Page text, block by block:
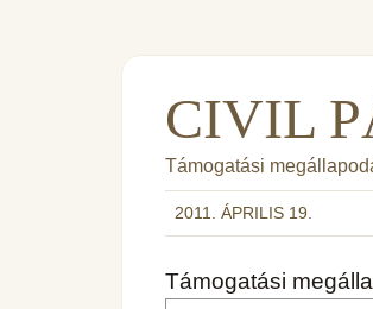
CIVIL
Támogatási
2011. ÁPRILIS 19.
Támogatási